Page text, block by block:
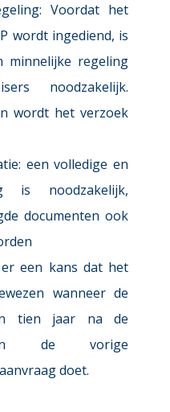
Voordat het
wordt ingediend, is
minnelijke regeling
noodzakelijk.
wordt het verzoek
een volledige en
is noodzakelijk,
documenten ook
een kans dat het
wanneer de
tien jaar na de
de vorige
doet.